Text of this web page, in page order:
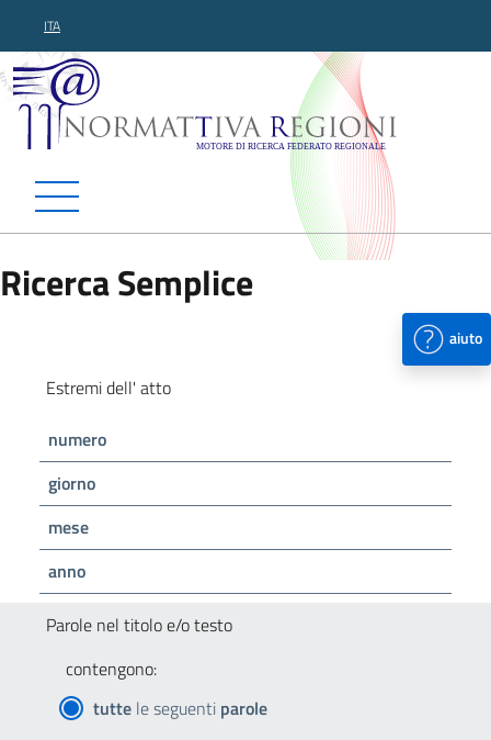
ITA
Normattiva Regioni -
Ricerca Semplice
aiuto
Estremi dell' atto
numero
giorno
mese
anno
Parole nel titolo e/o testo
contengono:
tutte le seguenti parole